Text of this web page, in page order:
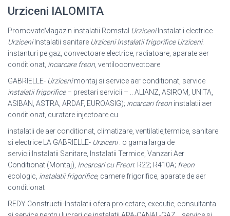
Urziceni IALOMITA
PromovateMagazin instalatii Romstal UrziceniInstalatii electrice
UrziceniInstalatii sanitare Urziceni Instalatii frigorifice Urziceni.
instanturi pe gaz, convectoare electrice, radiatoare, aparate aer
conditionat, incarcare freon , ventiloconvectoare
GABRIELLE- Urzicenimontaj si service aer conditionat, service
instalatii frigorifice– prestari servicii – .. ALIANZ, ASIROM, UNITA,
ASIBAN, ASTRA, ARDAF, EUROASIG); incarcari freon instalatii aer
conditionat, curatare injectoare cu
instalatii de aer conditionat, climatizare, ventilatie,termice, sanitare
si electrice LA GABRIELLE- Urziceni. o gama larga de
servicii:Instalatii Sanitare, Instalatii Termice, Vanzari Aer
Conditionat (Montaj), Incarcari cu Freon: R22; R410A; freon
ecologic, instalatii frigorifice, camere frigorifice, aparate de aer
conditionat
REDY Constructii-Instalatii ofera proiectare, executie, consultanta